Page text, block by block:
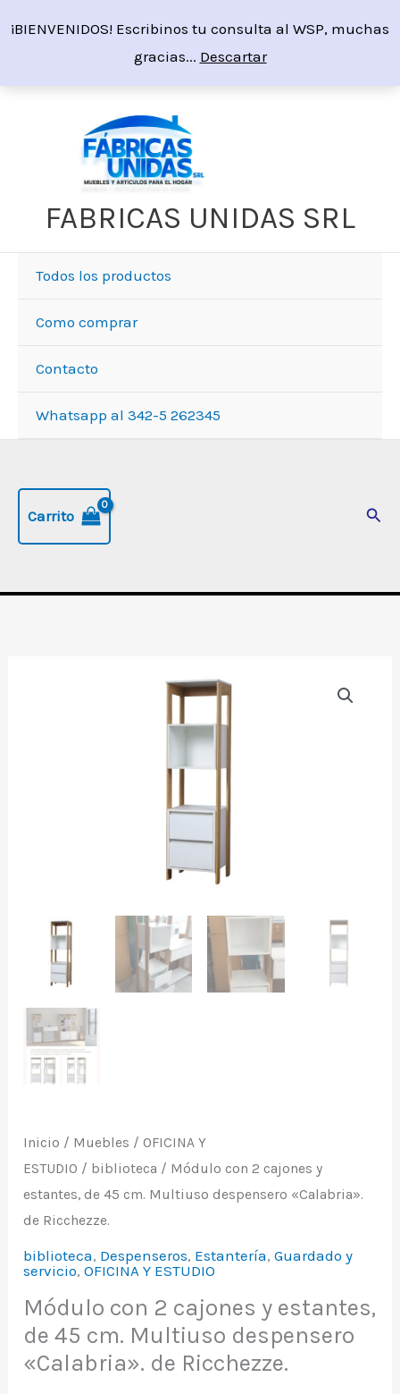
¡BIENVENIDOS! Escribinos tu consulta al WSP, muchas
gracias... Descartar
FABRICAS UNIDAS SRL
Todos los productos
Como comprar
Contacto
Whatsapp al 342-5 262345
Carrito
Inicio / Muebles /OFICINA Y
ESTUDIO / biblioteca / Módulo con 2 cajones y
estantes, de 45 cm. Multiuso despensero «Calabria».
de Ricchezze.
biblioteca, Despenseros, Estantería,Guardado y
servicio,OFICINA Y ESTUDIO
Módulo con 2 cajones y estantes,
de 45 cm. Multiuso despensero
«Calabria». de Ricchezze.
Multiuso
despensero
«Calabria».
de
Ricchezze.
cantidad